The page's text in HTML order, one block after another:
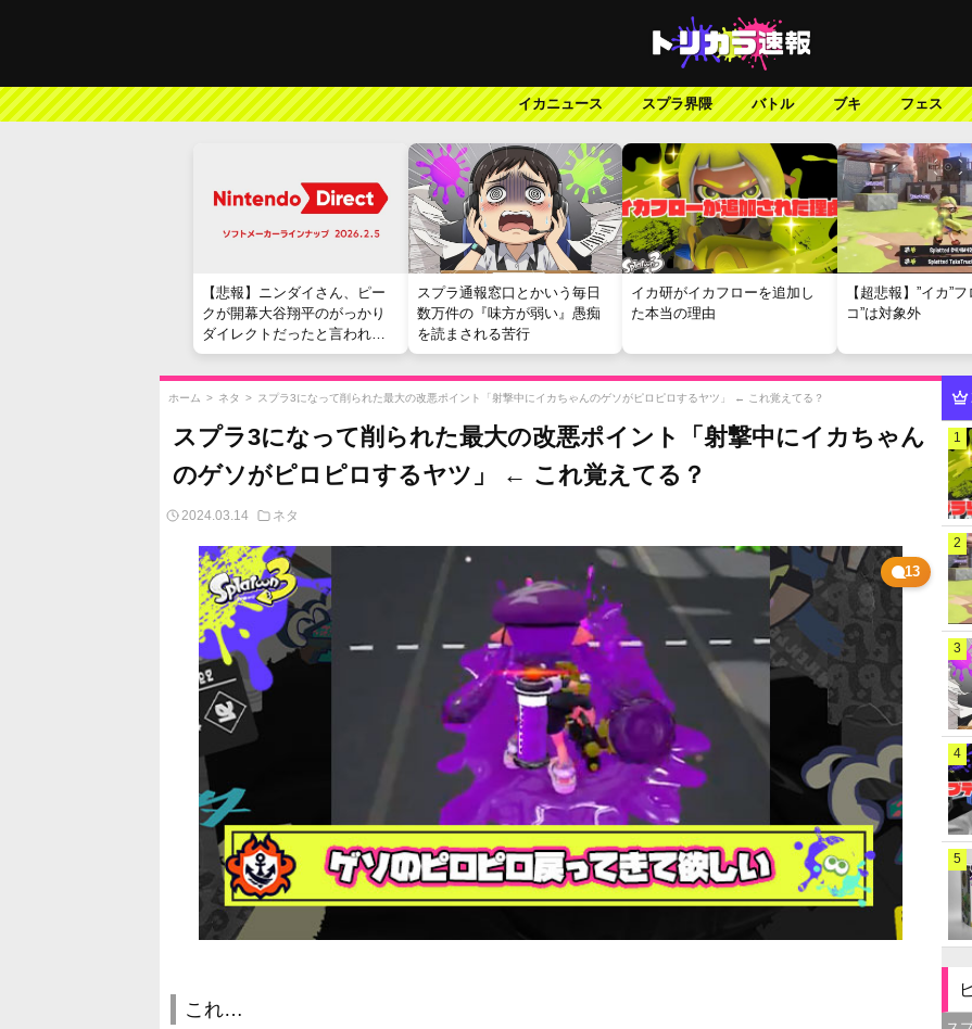
イカニュース スプラ界隈 バトル ブキ フェス
【悲報】ニンダイさん、ピー
クが開幕大谷翔平のがっかり
ダイレクトだったと言われて
しまう
スプラ通報窓口とかいう毎日
数万件の『味方が弱い』愚痴
を読まされる苦行
イカ研がイカフローを追加し
た本当の理由
【超悲報】”イカ”
コ”は対象外
ホーム > ネタ > スプラ3になって削られた最大の改悪ポイント「射撃中にイカちゃんのゲソがピロピロするヤツ」 ← これ覚えてる？
スプラ3になって削られた最大の改悪ポイント「射撃中にイカちゃん
のゲソがピロピロするヤツ」 ← これ覚えてる？
2024.03.14 ネタ
13
これ…
1
2
3
4
5